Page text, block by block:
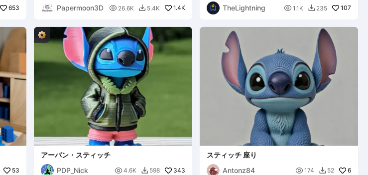
653
Papermoon3D
 26.6K  5.4K 1.4K
TheLightning
 1.1K  235 107
53
アーバン・スティッチ
PDP_Nick
 4.6K  598 343
スティッチ 座り
Antonz84
 174  52 6